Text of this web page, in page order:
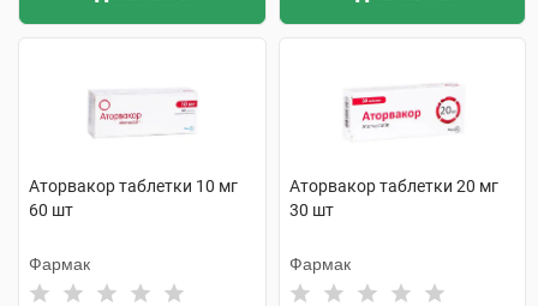
Аторвакор таблетки 10 мг
60 шт
Фармак
Аторвакор таблетки 20 мг
30 шт
Фармак